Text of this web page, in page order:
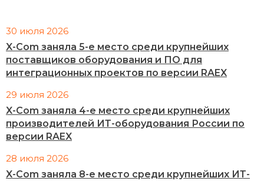
30 июля 2026
X-Com заняла 5-е место среди крупнейших
поставщиков оборудования и ПО для
интеграционных проектов по версии RAEX
29 июля 2026
X-Com заняла 4-е место среди крупнейших
производителей ИТ-оборудования России по
версии RAEX
28 июля 2026
X-Com заняла 8-е место среди крупнейших ИТ-